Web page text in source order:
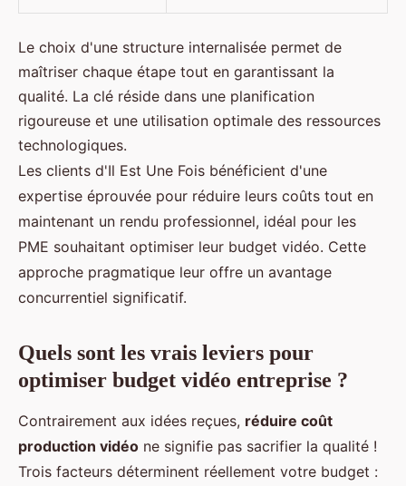
Le choix d'une structure internalisée permet de
maîtriser chaque étape tout en garantissant la
qualité. La clé réside dans une planification
rigoureuse et une utilisation optimale des ressources
technologiques.
Les clients d'Il Est Une Fois bénéficient d'une
expertise éprouvée pour réduire leurs coûts tout en
maintenant un rendu professionnel, idéal pour les
PME souhaitant optimiser leur budget vidéo. Cette
approche pragmatique leur offre un avantage
concurrentiel significatif.
Quels sont les vrais leviers pour
optimiser budget vidéo entreprise ?
Contrairement aux idées reçues, réduire coût
production vidéo ne signifie pas sacrifier la qualité !
Trois facteurs déterminent réellement votre budget :